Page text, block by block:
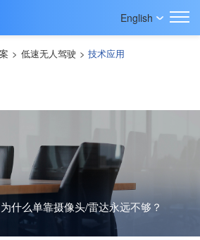
English
> 低速无人驾驶 > 技术应用
什么单靠摄像头/雷达永远不够？